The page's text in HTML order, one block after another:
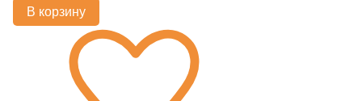
В корзину